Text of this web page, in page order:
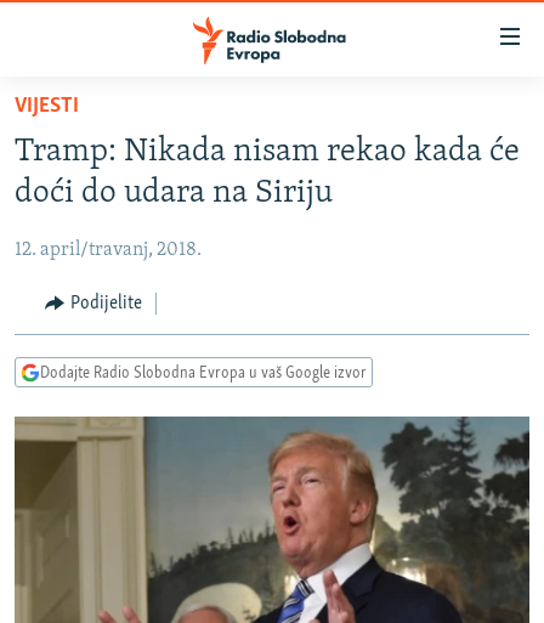
Pređite
glavni
sadržaj
na
navigaciju
Pređite
na
BOSNA I HERCEGOVINA
KOSOVO
CRNA GORA
VIDEO
FOTOGALERIJE
PODCASTI
RAT U UKRAJINI
RSE PRIČE IZ SVIJETA
DNEVNO@RSE
VIJESTI
Tramp: Nikada nisam rekao kada će
doći do udara na Siriju
12. april/travanj, 2018.
Podijelite
Dodajte Radio Slobodna Evropa u vaš Google izvor